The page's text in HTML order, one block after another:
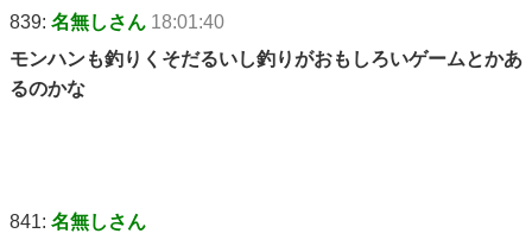
839: 名無しさん 18:01:40
モンハンも釣りくそだるいし釣りがおもしろいゲームとかあ
るのかな
841: 名無しさん